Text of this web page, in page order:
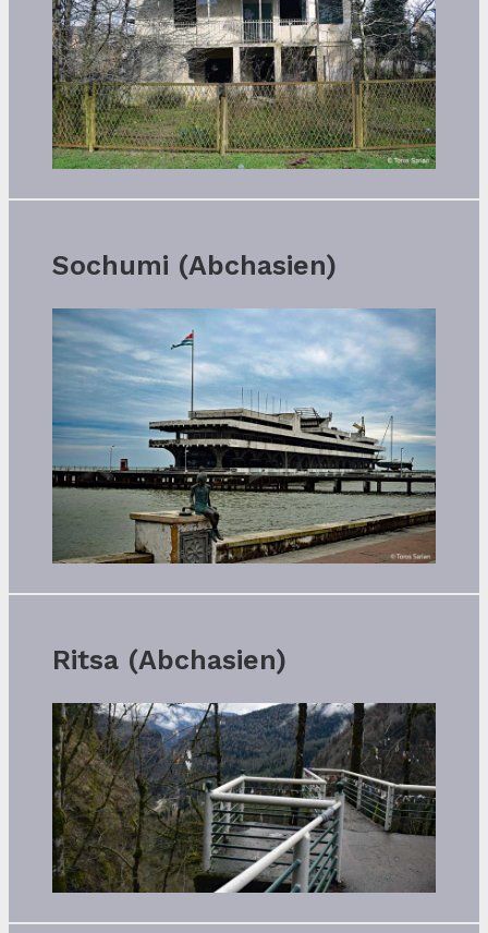
Sochumi (Abchasien)
Ritsa (Abchasien)